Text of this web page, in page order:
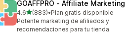
GOAFFPRO ‑ Affiliate Marketing
4.6de 5 estrellas
(883)
883 reseñas en total
•Plan gratis disponible
Potente marketing de afiliados y
recomendaciones para tu tienda